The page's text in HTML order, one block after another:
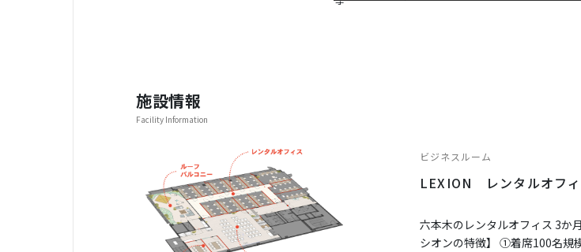
す
施設情報
Facility Information
ビジネスルーム
LEXION レンタルオフ
六本木のレンタルオフィス 3か
シオンの特徴】 ①着席100名規